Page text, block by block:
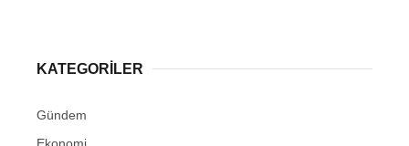
Güncelleme: 09-08-2026 10:11